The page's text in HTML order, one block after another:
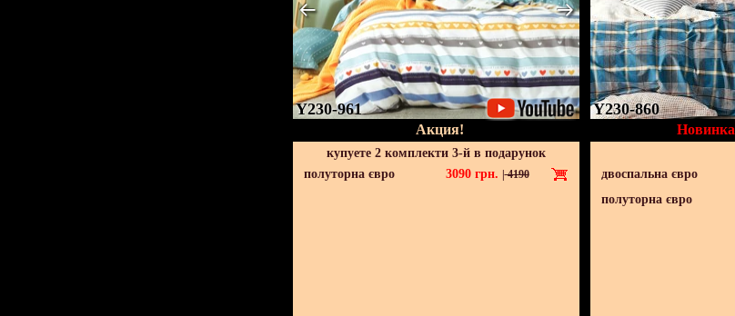
Y230-961
Акция!
купуете 2 комплекти 3-й в подарунок
полуторна євро
3090 грн. |4190
Y230-860
Новинка
двоспальна євро
полуторна євро